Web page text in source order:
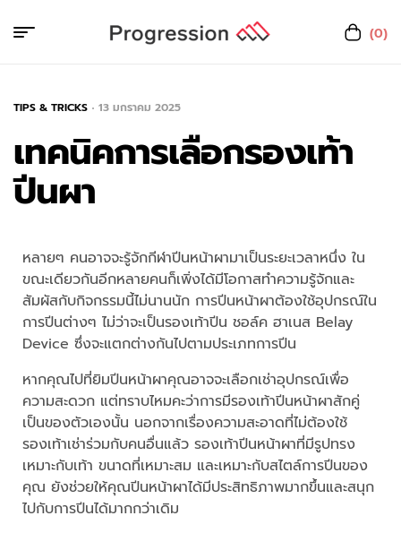
(0)
TIPS & TRICKS 13 มกราคม 2025
เทคนิคการเลือกรองเท้า
ปีนผา
หลายๆ คนอาจจะรู้จักกีฬาปีนหน้าผามาเป็นระยะเวลาหนึ่ง ใน
ขณะเดียวกันอีกหลายคนก็เพิ่งได้มีโอกาสทำความรู้จักและ
สัมผัสกับกิจกรรมนี้ไม่นานนัก การปีนหน้าผาต้องใช้อุปกรณ์ใน
การปีนต่างๆ ไม่ว่าจะเป็นรองเท้าปีน ชอล์ค ฮาเนส Belay
Device ซึ่งจะแตกต่างกันไปตามประเภทการปีน
หากคุณไปที่ยิมปีนหน้าผาคุณอาจจะเลือกเช่าอุปกรณ์เพื่อ
ความสะดวก แต่ทราบไหมคะว่าการมีรองเท้าปีนหน้าผาสักคู่
เป็นของตัวเองนั้น นอกจากเรื่องความสะอาดที่ไม่ต้องใช้
รองเท้าเช่าร่วมกับคนอื่นแล้ว รองเท้าปีนหน้าผาที่มีรูปทรง
เหมาะกับเท้า ขนาดที่เหมาะสม และเหมาะกับสไตล์การปีนของ
คุณ ยังช่วยให้คุณปีนหน้าผาได้มีประสิทธิภาพมากขึ้นและสนุก
ไปกับการปีนได้มากกว่าเดิม